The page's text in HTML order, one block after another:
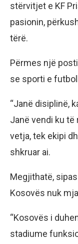
stërvitjet e KF
pasionin,
tërë.
Përmes një
se sporti e
“Janë disiplinë,
Janë vendi ku
vetja, tek ekipi
shkruar ai.
Megjithatë,
Kosovës nuk
“Kosovës i
stadiume